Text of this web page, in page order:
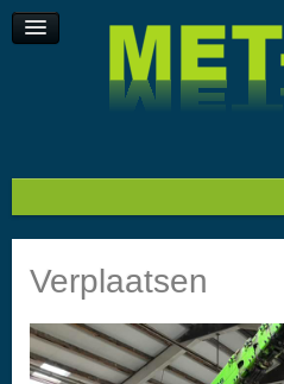
Machines op maat
Varia
GALERIJ
Verplaatsen